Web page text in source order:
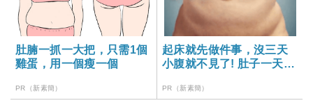
肚腩一抓一大把，只需1個
雞蛋，用一個瘦一個
PR（新素簡）
起床就先做件事，沒三天
小腹就不見了! 肚子一天天
PR（新素簡）